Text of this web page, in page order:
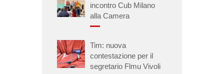
incontro Cub Milano
alla Camera
Tim: nuova
contestazione per il
segretario Flmu Vivoli